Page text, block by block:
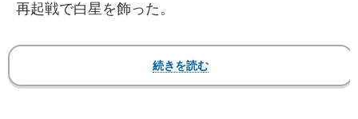
再起戦で白星を飾った。
大田はWBCムエタイ日本統一フェザー級の肩書
を持つNJKFフェザー級王者。昨年9月のONE初戦